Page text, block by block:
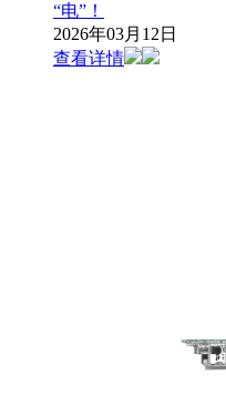
“电”！
2026年03月12日
查看详情